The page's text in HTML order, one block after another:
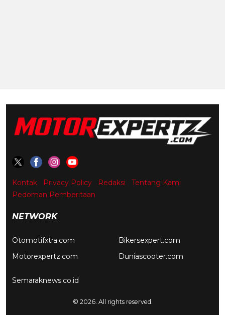
Kontak Privacy Policy Redaksi
Tentang Kami
Pedoman Pemberitaan
NETWORK
Otomotifxtra.com
Motorexpertz.com
Bikersexpert.com
Duniascooter.com
Semaraknews.co.id
© 2026. All rights reserved.